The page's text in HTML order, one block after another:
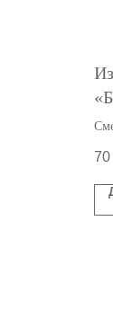
70